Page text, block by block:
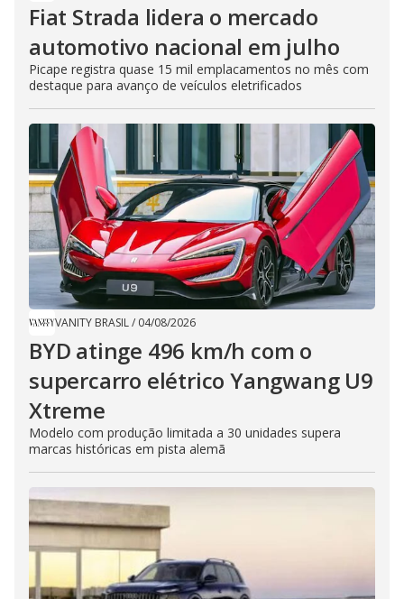
Fiat Strada lidera o mercado
automotivo nacional em julho
Picape registra quase 15 mil emplacamentos no mês com
destaque para avanço de veículos eletrificados
VANITY BRASIL/ 04/08/2026
BYD atinge 496 km/h com o
supercarro elétrico Yangwang U9
Xtreme
Modelo com produção limitada a 30 unidades supera
marcas históricas em pista alemã